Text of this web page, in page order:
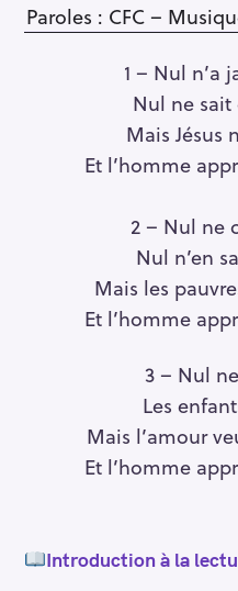
Paroles : CFC –
1 – Nul n’a
Nul ne sait
Mais Jésus
Et l’homme
2 – Nul ne
Nul n’en
Mais les
Et l’homme
3 – Nul
Les
Mais l’amour
Et l’homme
Introduction à la